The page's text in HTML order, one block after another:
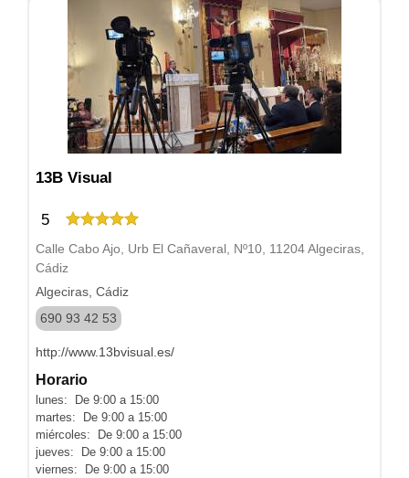
13B Visual
5
Calle Cabo Ajo, Urb El Cañaveral, Nº10, 11204 Algeciras,
Cádiz
Algeciras, Cádiz
690 93 42 53
http://www.13bvisual.es/
Horario
lunes: De 9:00 a 15:00
martes: De 9:00 a 15:00
miércoles: De 9:00 a 15:00
jueves: De 9:00 a 15:00
viernes: De 9:00 a 15:00